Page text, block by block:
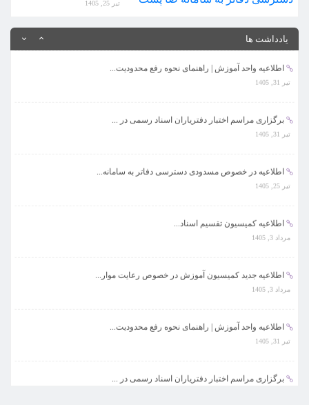
تیر 25, 1405
یادداشت ها
مرداد 3, 1405
اطلاعیه واحد آموزش | راهنمای نحوه رفع محدودیت...
تیر 31, 1405
برگزاری مراسم اختبار دفتریاران اسناد رسمی در ...
تیر 31, 1405
اطلاعیه در خصوص مسدودی دسترسی دفاتر به سامانه...
تیر 25, 1405
اطلاعیه کمیسیون تقسیم اسناد...
مرداد 3, 1405
اطلاعیه جدید کمیسیون آموزش در خصوص رعایت موار...
مرداد 3, 1405
اطلاعیه واحد آموزش | راهنمای نحوه رفع محدودیت...
تیر 31, 1405
برگزاری مراسم اختبار دفتریاران اسناد رسمی در ...